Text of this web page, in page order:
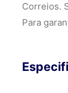
Correios.
Para